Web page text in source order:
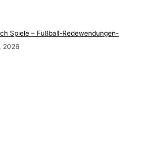
Spiele – Fußball-Redewendungen-
2026